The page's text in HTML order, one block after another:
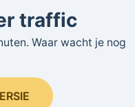
traffic
Waar wacht je nog